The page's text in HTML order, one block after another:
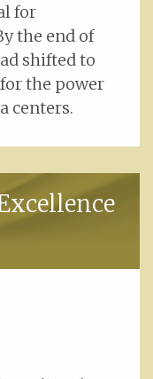
for
the end of
shifted to
the power
centers.